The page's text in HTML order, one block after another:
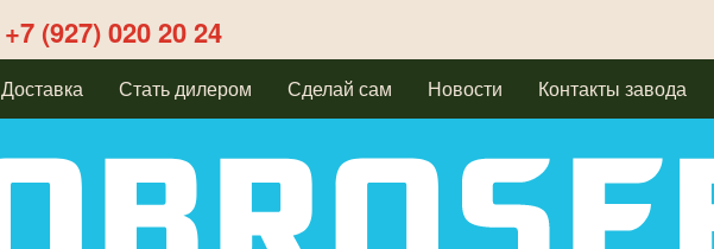
+7 (927) 020 20 24
Доставка Стать дилером Сделай сам Новости Контакты завода